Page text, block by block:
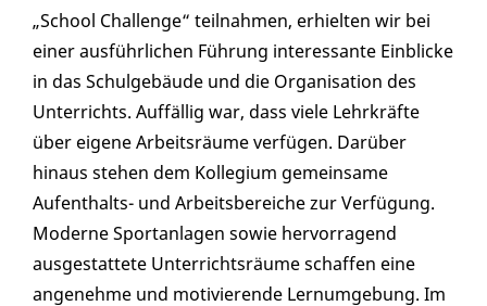
„School Challenge“ teilnahmen, erhielten wir bei
einer ausführlichen Führung interessante Einblicke
in das Schulgebäude und die Organisation des
Unterrichts. Auffällig war, dass viele Lehrkräfte
über eigene Arbeitsräume verfügen. Darüber
hinaus stehen dem Kollegium gemeinsame
Aufenthalts- und Arbeitsbereiche zur Verfügung.
Moderne Sportanlagen sowie hervorragend
ausgestattete Unterrichtsräume schaffen eine
angenehme und motivierende Lernumgebung. Im